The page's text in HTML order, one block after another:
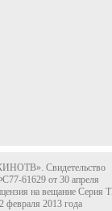
Свидетельство
61629 от 30 апреля
на вещание Серия
февраля 2013 года